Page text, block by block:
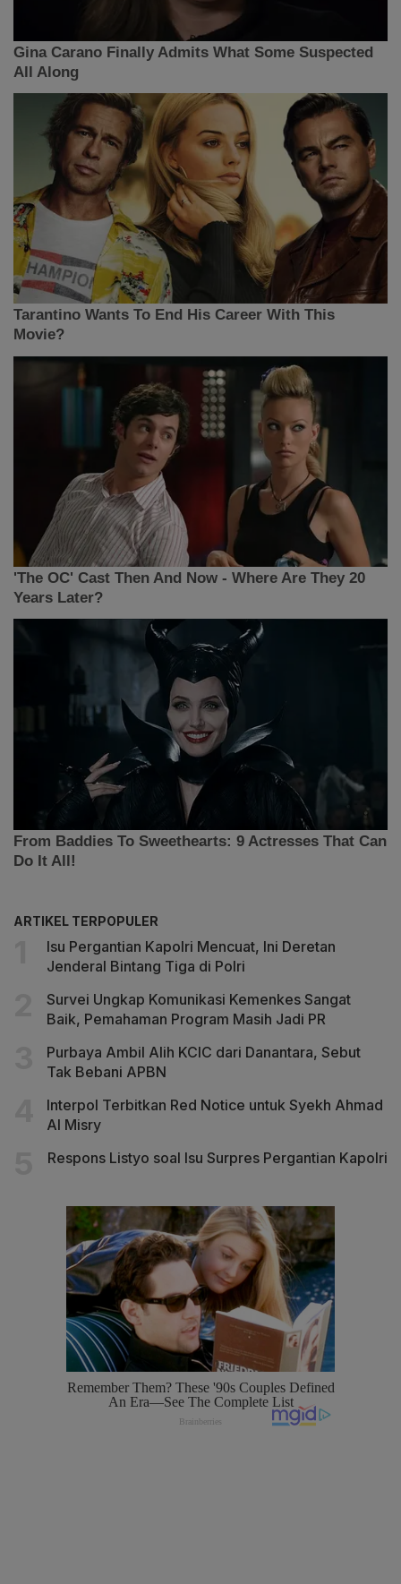
ARTIKEL TERPOPULER
Isu Pergantian Kapolri Mencuat, Ini Deretan
Jenderal Bintang Tiga di Polri
Survei Ungkap Komunikasi Kemenkes Sangat
Baik, Pemahaman Program Masih Jadi PR
Purbaya Ambil Alih KCIC dari Danantara, Sebut
Tak Bebani APBN
Interpol Terbitkan Red Notice untuk Syekh Ahmad
Al Misry
Respons Listyo soal Isu Surpres Pergantian Kapolri